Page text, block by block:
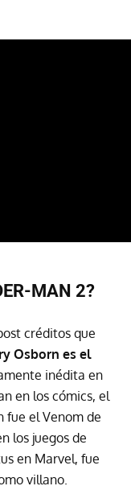
MAN 2?
créditos que
Osborn es el
inédita en
en los cómics, el
fue el Venom de
los juegos de
en Marvel, fue
villano.